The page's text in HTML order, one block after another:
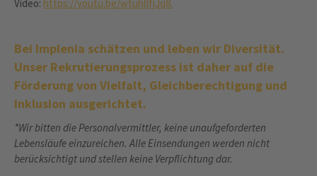
Video: https://youtu.be/wtuhlIfjJq8.
Bei Implenia schätzen und leben wir Diversität.
Unser Rekrutierungsprozess ist daher auf die
Förderung von Vielfalt, Gleichberechtigung und
Inklusion ausgerichtet.
*Wir bitten die Personalvermittler, keine unaufgeforderten
Lebensläufe einzureichen. Alle Einsendungen werden nicht
berücksichtigt und stellen keine Verpflichtung dar.